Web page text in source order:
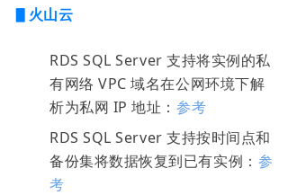
▋火山云
RDS SQL Server 支持将实例的私
有网络 VPC 域名在公网环境下解
析为私网 IP 地址： 参考
RDS SQL Server 支持按时间点和
备份集将数据恢复到已有实例： 参
考